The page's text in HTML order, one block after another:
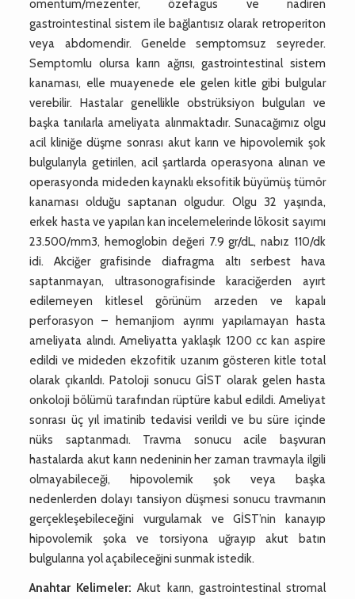
omentum/mezenter, özefagus ve nadiren
gastrointestinal sistem ile bağlantısız olarak retroperiton
veya abdomendir. Genelde semptomsuz seyreder.
Semptomlu olursa karın ağrısı, gastrointestinal sistem
kanaması, elle muayenede ele gelen kitle gibi bulgular
verebilir. Hastalar genellikle obstrüksiyon bulguları ve
başka tanılarla ameliyata alınmaktadır. Sunacağımız olgu
acil kliniğe düşme sonrası akut karın ve hipovolemik şok
bulgularıyla getirilen, acil şartlarda operasyona alınan ve
operasyonda mideden kaynaklı eksofitik büyümüş tümör
kanaması olduğu saptanan olgudur. Olgu 32 yaşında,
erkek hasta ve yapılan kan incelemelerinde lökosit sayımı
23.500/mm3, hemoglobin değeri 7.9 gr/dL, nabız 110/dk
idi. Akciğer grafisinde diafragma altı serbest hava
saptanmayan, ultrasonografisinde karaciğerden ayırt
edilemeyen kitlesel görünüm arzeden ve kapalı
perforasyon – hemanjiom ayrımı yapılamayan hasta
ameliyata alındı. Ameliyatta yaklaşık 1200 cc kan aspire
edildi ve mideden ekzofitik uzanım gösteren kitle total
olarak çıkarıldı. Patoloji sonucu GİST olarak gelen hasta
onkoloji bölümü tarafından rüptüre kabul edildi. Ameliyat
sonrası üç yıl imatinib tedavisi verildi ve bu süre içinde
nüks saptanmadı. Travma sonucu acile başvuran
hastalarda akut karın nedeninin her zaman travmayla ilgili
olmayabileceği, hipovolemik şok veya başka
nedenlerden dolayı tansiyon düşmesi sonucu travmanın
gerçekleşebileceğini vurgulamak ve GİST’nin kanayıp
hipovolemik şoka ve torsiyona uğrayıp akut batın
bulgularına yol açabileceğini sunmak istedik.
Anahtar Kelimeler: Akut karın, gastrointestinal stromal